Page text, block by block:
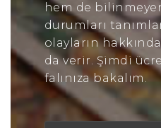
hem de
durumları
olayların
da verir. Şimdi
falınıza bakalım.